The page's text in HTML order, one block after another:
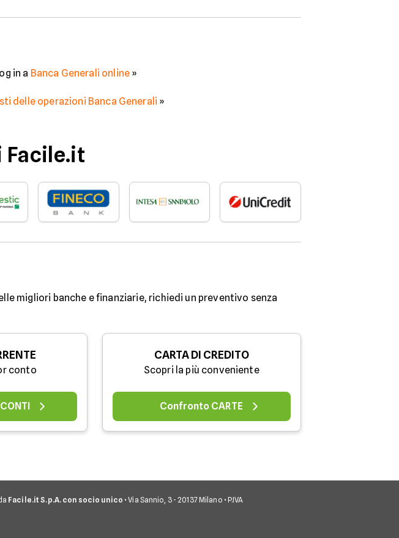
in a Banca Generali online »
delle operazioni Banca Generali »
Facile.it
migliori banche e finanziarie, richiedi un preventivo senza
conto
CARTA DI CREDITO
Scopri la più conveniente
Confronto CARTE
Facile.it S.p.A. con socio unico • Via Sannio, 3 - 20137 Milano • P.IVA